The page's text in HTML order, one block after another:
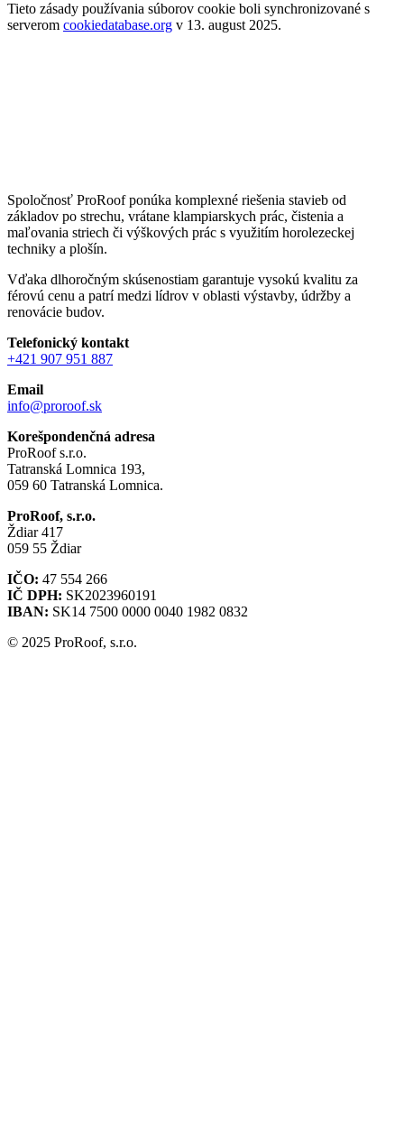
Tieto zásady používania súborov cookie boli synchronizované s
serverom cookiedatabase.org v 13. august 2025.
Spoločnosť ProRoof ponúka komplexné riešenia stavieb od
základov po strechu, vrátane klampiarskych prác, čistenia a
maľovania striech či výškových prác s využitím horolezeckej
techniky a plošín.
Vďaka dlhoročným skúsenostiam garantuje vysokú kvalitu za
férovú cenu a patrí medzi lídrov v oblasti výstavby, údržby a
renovácie budov.
Telefonický kontakt
+421 907 951 887
Email
info@proroof.sk
Korešpondenčná adresa
ProRoof s.r.o.
Tatranská Lomnica 193,
059 60 Tatranská Lomnica.
ProRoof, s.r.o.
Ždiar 417
059 55 Ždiar
IČO: 47 554 266
IČ DPH: SK2023960191
IBAN: SK14 7500 0000 0040 1982 0832
© 2025 ProRoof, s.r.o.